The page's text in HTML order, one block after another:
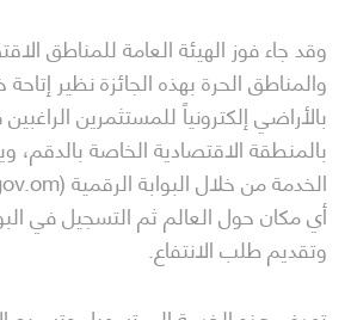
وقد جاء فوز الهيئة العامة للمناطق
والمناطق الحرة بهذه الجائزة نظير إتاحة
بالأراضي إلكترونياً للمستثمرين
بالمنطقة الاقتصادية الخاصة
أي مكان حول العالم ثم التسجيل في
وتقديم طلب الانتفاع.